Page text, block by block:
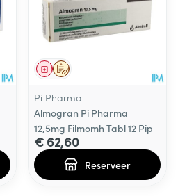
Op voorschrift
Geneesmiddel
Pi Pharma
Almogran Pi Pharma
12,5mg Filmomh Tabl 12 Pip
€ 62,60
Reserveer